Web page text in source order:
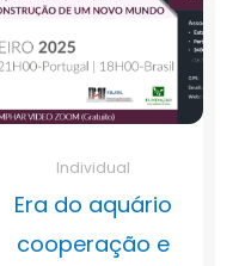
Individual
Era do aquário
cooperação e